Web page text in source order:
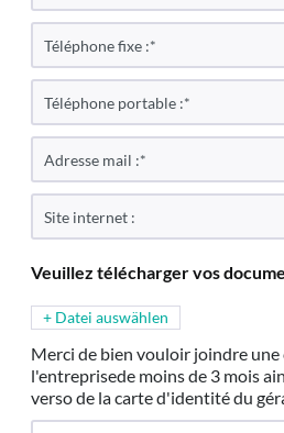
Veuillez télécharger vos
+ Datei auswählen
Merci de bien vouloir joindre une
l'entreprisede moins de 3 mois
verso de la carte d'identité du